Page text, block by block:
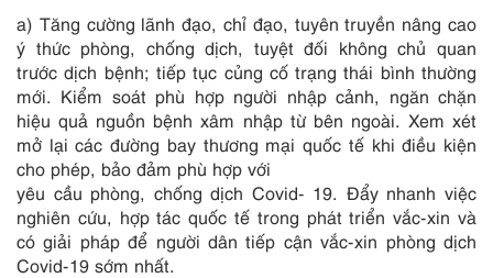
a) Tăng cường lãnh đạo, chỉ đạo, tuyên truyền nâng cao
ý thức phòng, chống dịch, tuyệt đối không chủ quan
trước dịch bệnh; tiếp tục củng cố trạng thái bình thường
mới. Kiểm soát phù hợp người nhập cảnh, ngăn chặn
hiệu quả nguồn bệnh xâm nhập từ bên ngoài. Xem xét
mở lại các đường bay thương mại quốc tế khi điều kiện
cho phép, bảo đảm phù hợp với
yêu cầu phòng, chống dịch Covid- 19. Đẩy nhanh việc
nghiên cứu, hợp tác quốc tế trong phát triển vắc-xin và
có giải pháp để người dân tiếp cận vắc-xin phòng dịch
Covid-19 sớm nhất.